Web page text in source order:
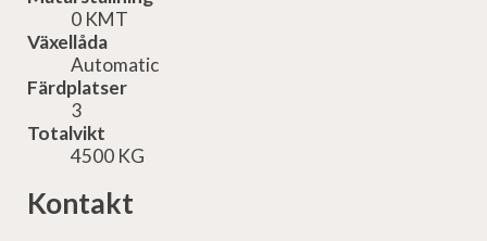
0 KMT
Växellåda
Automatic
Färdplatser
3
Totalvikt
4500 KG
Kontakt